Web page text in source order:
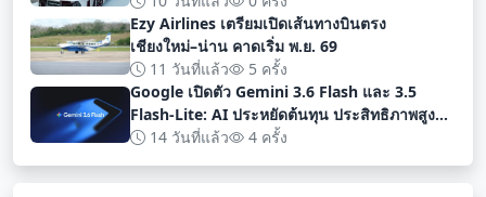
Ezy Airlines เตรียมเปิดเส้นทางบินตรง
เชียงใหม่–น่าน คาดเริ่ม พ.ย. 69
11 วันที่แล้ว
5 ครั้ง
Google เปิดตัว Gemini 3.6 Flash และ 3.5
Flash-Lite: AI ประหยัดต้นทุน ประสิทธิภาพสูง
สำหรับนักพัฒนา
14 วันที่แล้ว 4 ครั้ง